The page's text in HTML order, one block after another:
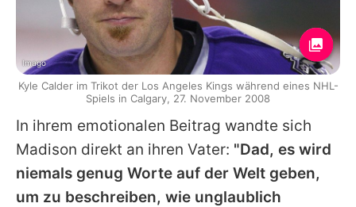
In ihrem emotionalen Beitrag wandte sich
Madison direkt an ihren Vater: "Dad, es wird
niemals genug Worte auf der Welt geben,
um zu beschreiben, wie unglaublich
Imago
Kyle Calder im Trikot der Los Angeles Kings während eines NHL-
Spiels in Calgary, 27. November 2008